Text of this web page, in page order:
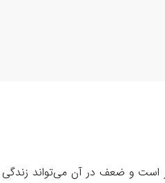
است و ضعف در آن می‌تواند